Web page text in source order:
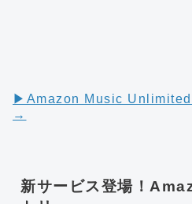
▶︎Amazon Music Unlimited
→
新サービス登場！